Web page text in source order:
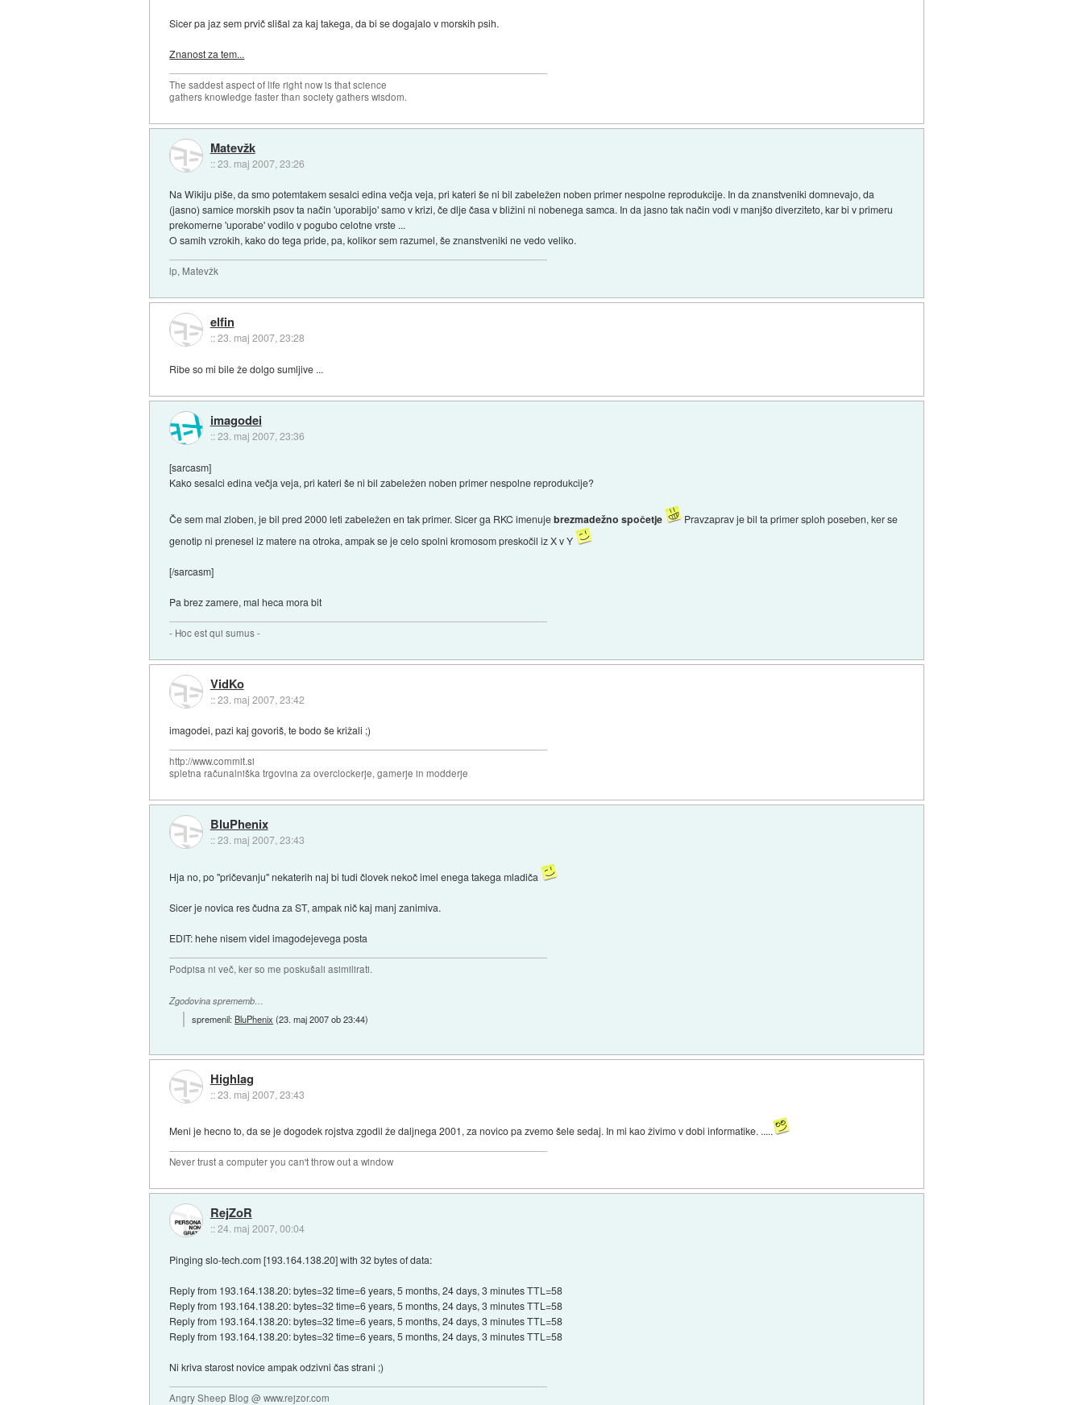
Sicer pa jaz sem prvič slišal za kaj takega, da bi se dogajalo v morskih psih.
Znanost za tem...
The saddest aspect of life right now is that science
gathers knowledge faster than society gathers wisdom.
Matevžk
::23. maj 2007, 23:26
Na Wikiju piše, da smo potemtakem sesalci edina večja veja, pri kateri še ni bil zabeležen noben primer nespolne reprodukcije. In da znanstveniki domnevajo, da
(jasno) samice morskih psov ta način 'uporabijo' samo v krizi, če dlje časa v bližini ni nobenega samca. In da jasno tak način vodi v manjšo diverziteto, kar bi v primeru
prekomerne 'uporabe' vodilo v pogubo celotne vrste ...
O samih vzrokih, kako do tega pride, pa, kolikor sem razumel, še znanstveniki ne vedo veliko.
lp, Matevžk
elfin
::23. maj 2007, 23:28
Ribe so mi bile že dolgo sumljive ...
imagodei
::23. maj 2007, 23:36
[sarcasm]
Kako sesalci edina večja veja, pri kateri še ni bil zabeležen noben primer nespolne reprodukcije?
Če sem mal zloben, je bil pred 2000 leti zabeležen en tak primer. Sicer ga RKC imenujebrezmadežno spočetje
Pravzaprav je bil ta primer sploh poseben, ker se
genotip ni prenesel iz matere na otroka, ampak se je celo spolni kromosom preskočil iz X v Y
[/sarcasm]
Pa brez zamere, mal heca mora bit
- Hoc est qui sumus -
VidKo
::23. maj 2007, 23:42
imagodei, pazi kaj govoriš, te bodo še križali ;)
http://www.commit.si
spletna računalniška trgovina za overclockerje, gamerje in modderje
BluPhenix
::23. maj 2007, 23:43
Hja no, po "pričevanju" nekaterih naj bi tudi človek nekoč imel enega takega mladiča
Sicer je novica res čudna za ST, ampak nič kaj manj zanimiva.
EDIT: hehe nisem videl imagodejevega posta
Podpisa ni več, ker so me poskušali asimilirati.
Zgodovina sprememb…
spremenil:BluPhenix (23. maj 2007 ob 23:44)
Highlag
::23. maj 2007, 23:43
Meni je hecno to, da se je dogodek rojstva zgodil že daljnega 2001, za novico pa zvemo šele sedaj. In mi kao živimo v dobi informatike. .....
Never trust a computer you can't throw out a window
RejZoR
::24. maj 2007, 00:04
Pinging slo-tech.com [193.164.138.20] with 32 bytes of data:
Reply from 193.164.138.20: bytes=32 time=6 years, 5 months, 24 days, 3 minutes TTL=58
Reply from 193.164.138.20: bytes=32 time=6 years, 5 months, 24 days, 3 minutes TTL=58
Reply from 193.164.138.20: bytes=32 time=6 years, 5 months, 24 days, 3 minutes TTL=58
Reply from 193.164.138.20: bytes=32 time=6 years, 5 months, 24 days, 3 minutes TTL=58
Ni kriva starost novice ampak odzivni čas strani ;)
Angry Sheep Blog @ www.rejzor.com